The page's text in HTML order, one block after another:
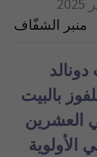
منبر الشفّاف
بالبيت
العشرين
الأولوية